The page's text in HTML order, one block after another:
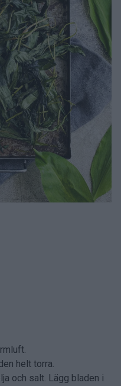
helt torra.
och salt. Lägg bladen i